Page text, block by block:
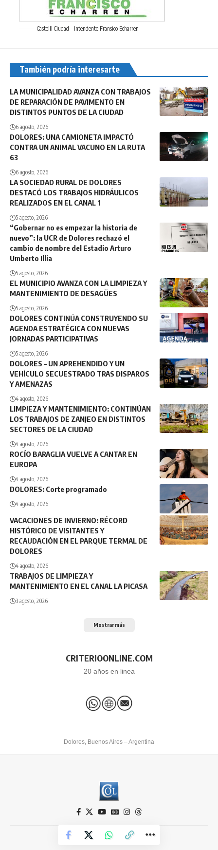
Castelli Ciudad - Intendente Fransico Echarren
También podría interesarte
LA MUNICIPALIDAD AVANZA CON TRABAJOS
DE REPARACIÓN DE PAVIMENTO EN
DISTINTOS PUNTOS DE LA CIUDAD
6 agosto, 2026
DOLORES: UNA CAMIONETA IMPACTÓ
CONTRA UN ANIMAL VACUNO EN LA RUTA
63
6 agosto, 2026
LA SOCIEDAD RURAL DE DOLORES
DESTACÓ LOS TRABAJOS HIDRÁULICOS
REALIZADOS EN EL CANAL 1
5 agosto, 2026
“Gobernar no es empezar la historia de
nuevo”: la UCR de Dolores rechazó el
cambio de nombre del Estadio Arturo
Umberto Illia
5 agosto, 2026
EL MUNICIPIO AVANZA CON LA LIMPIEZA Y
MANTENIMIENTO DE DESAGÜES
5 agosto, 2026
DOLORES CONTINÚA CONSTRUYENDO SU
AGENDA ESTRATÉGICA CON NUEVAS
JORNADAS PARTICIPATIVAS
5 agosto, 2026
DOLORES – UN APREHENDIDO Y UN
VEHÍCULO SECUESTRADO TRAS DISPAROS
Y AMENAZAS
4 agosto, 2026
LIMPIEZA Y MANTENIMIENTO: CONTINÚAN
LOS TRABAJOS DE ZANJEO EN DISTINTOS
SECTORES DE LA CIUDAD
4 agosto, 2026
ROCÍO BARAGLIA VUELVE A CANTAR EN
EUROPA
4 agosto, 2026
DOLORES: Corte programado
4 agosto, 2026
VACACIONES DE INVIERNO: RÉCORD
HISTÓRICO DE VISITANTES Y
RECAUDACIÓN EN EL PARQUE TERMAL DE
DOLORES
4 agosto, 2026
TRABAJOS DE LIMPIEZA Y
MANTENIMIENTO EN EL CANAL LA PICASA
3 agosto, 2026
Mostrar más
CRITERIOONLINE.COM
20 años en linea
Dolores, Buenos Aires – Argentina
Criterio Online © 2026